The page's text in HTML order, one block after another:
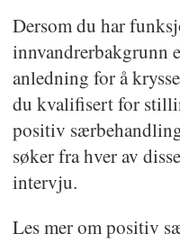
Dersom du har
innvandrerbakgrunn
anledning for å
du kvalifisert for
positiv
søker fra hver av
intervju.
Les mer om positiv